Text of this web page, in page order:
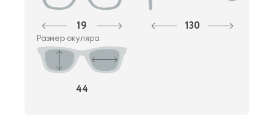
19 130
Размер окуляра
44